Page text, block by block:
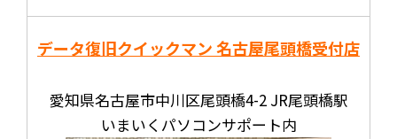
データ復旧クイックマン 名古屋尾頭橋受付店
愛知県名古屋市中川区尾頭橋4-2 JR尾頭橋駅
いまいくパソコンサポート内